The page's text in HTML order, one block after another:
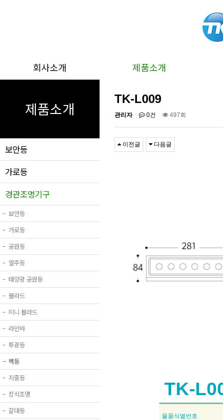
회사소개 제품소개
제품소개
보안등
가로등
경관조명기구
− 보안등
− 가로등
− 공원등
− 열주등
− 태양광 공원등
− 볼라드
− 미니 볼라드
− 라인바
− 투광등
− 벽등
− 지중등
− 장식조명
− 갈대등
TK-L009
관리자 0건 497회
이전글 다음글
TK-
물품식별번호